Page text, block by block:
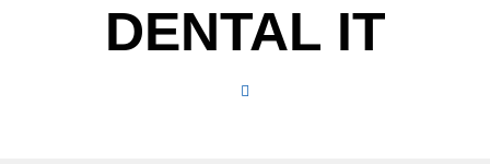
DENTAL IT